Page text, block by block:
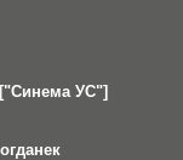
УС"]